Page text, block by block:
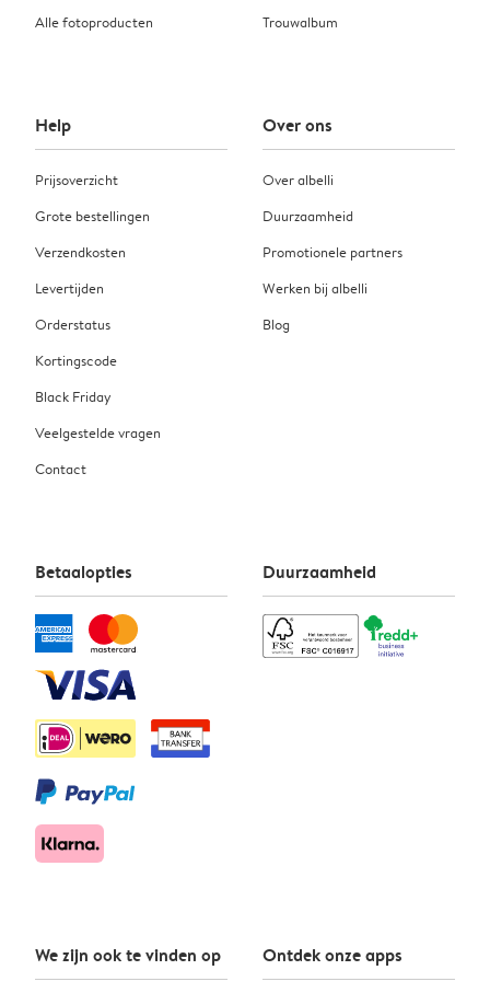
Alle fotoproducten
Trouwalbum
Help
Prijsoverzicht
Grote bestellingen
Verzendkosten
Levertijden
Orderstatus
Kortingscode
Black Friday
Veelgestelde vragen
Contact
Over ons
Over albelli
Duurzaamheid
Promotionele partners
Werken bij albelli
Blog
Betaalopties Duurzaamheid
We zijn ook te vinden op Ontdek onze apps